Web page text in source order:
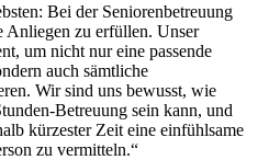
Bei der Seniorenbetreuung
zu erfüllen. Unser
um nicht nur eine passende
auch sämtliche
Wir sind uns bewusst, wie
Betreuung sein kann, und
kürzester Zeit eine einfühlsame
zu vermitteln.“